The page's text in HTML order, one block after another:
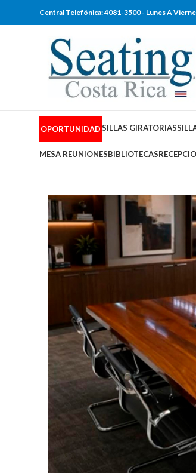
Central Telefónica: 4081-3500 - Lunes A
OPORTUNIDADSILLAS GIRATORIAS
MESA REUNIONESBIBLIOTECAS